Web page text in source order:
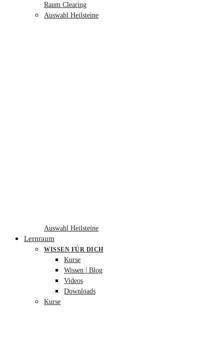
Raum Clearing
Auswahl Heilsteine
Auswahl Heilsteine
Lernraum
WISSEN FÜR DICH
Kurse
Wissen | Blog
Videos
Downloads
Kurse